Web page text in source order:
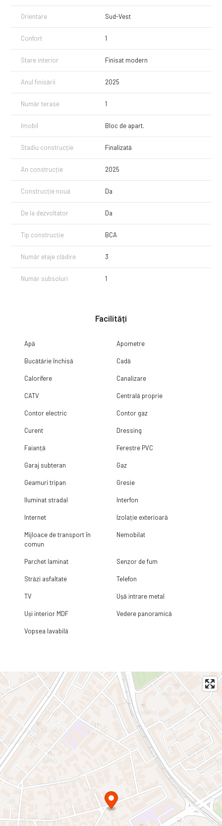
Orientare Sud-Vest
Confort 1
Stare interior Finisat modern
Anul finisării 2025
Număr terase 1
Imobil Bloc de apart.
Stadiu construcție Finalizată
An construcție 2025
Construcție nouă Da
De la dezvoltator Da
Tip construcție BCA
Număr etaje clădire 3
Număr subsoluri 1
Facilități
Apă Apometre
Bucătărie închisă Cadă
Calorifere Canalizare
CATV Centrală proprie
Contor electric Contor gaz
Curent Dressing
Faianță Ferestre PVC
Garaj subteran Gaz
Geamuri tripan Gresie
Iluminat stradal Interfon
Internet Izolație exterioară
Mijloace de transport în
comun
Nemobilat
Parchet laminat Senzor de fum
Străzi asfaltate Telefon
TV Ușă intrare metal
Uși interior MDF Vedere panoramică
Vopsea lavabilă